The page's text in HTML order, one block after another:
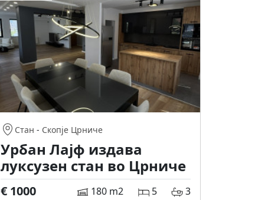
Стан - Скопје Црниче
Урбан Лајф издава
луксузен стан во Црниче
€ 1000 180 m2 5 3